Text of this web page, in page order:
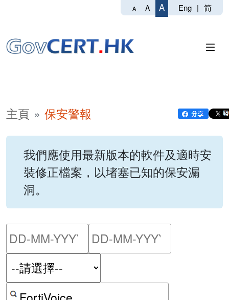
A A A Eng | 简
主頁 保安警報
我們應使用最新版本的軟件及適時安
裝修正檔案，以堵塞已知的保安漏
洞。
請輸入搜尋日期範圍的開
按關鍵字或 CVE ID 搜尋保安警報